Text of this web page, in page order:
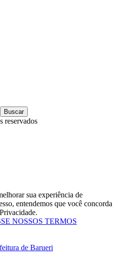
reservados
sua experiência de
entendemos que você concorda
NOSSOS TERMOS